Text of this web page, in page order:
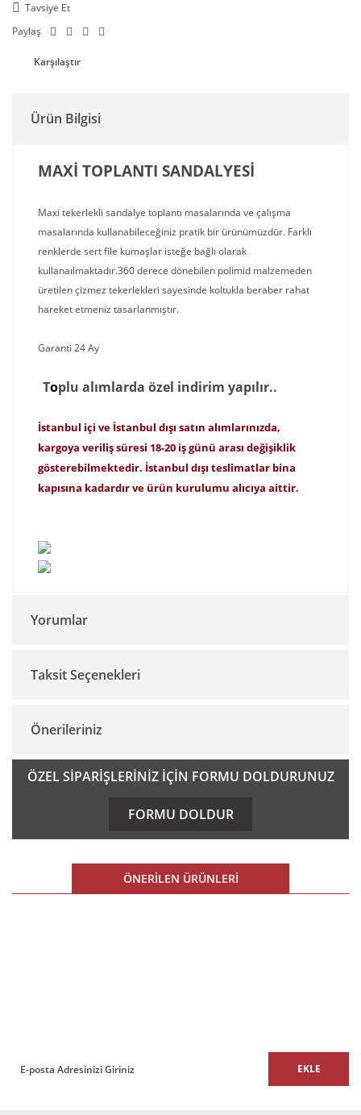
Tavsiye Et
Paylaş
Karşılaştır
Ürün Bilgisi
MAXİ TOPLANTI SANDALYESİ
Maxi tekerlekli sandalye toplantı masalarında ve çalışma
masalarında kullanabileceğiniz pratik bir ürünümüzdür. Farklı
renklerde sert file kumaşlar isteğe bağlı olarak
kullanaılmaktadır.360 derece dönebilen polimid malzemeden
üretilen çizmez tekerlekleri sayesinde koltukla beraber rahat
hareket etmeniz tasarlanmıştır.
Garanti 24 Ay
Toplu alımlarda özel indirim yapılır..
İstanbul içi ve İstanbul dışı satın alımlarınızda,
kargoya veriliş süresi 18-20 iş günü arası değişiklik
gösterebilmektedir. İstanbul dışı teslimatlar bina
kapısına kadardır ve ürün kurulumu alıcıya aittir.
Yorumlar
Bu ürüne ilk yorumu siz yapın!
Taksit Seçenekleri
Önerileriniz
Bu ürünün fiyat bilgisi, resim, ürün açıklamalarında ve diğer
konularda yetersiz gördüğünüz noktaları öneri formunu
kullanarak tarafımıza iletebilirsiniz.
Ürün resmi kalitesiz, bozuk veya görüntülenemiyor.
Ürün açıklamasında eksik bilgiler bulunuyor.
ÖZEL SİPARİŞLERİNİZ İÇİN FORMU DOLDURUNUZ
FORMU DOLDUR
ÖNERİLEN ÜRÜNLERİ
EKLE